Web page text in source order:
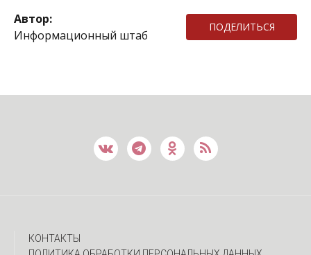
Автор:
Информационный штаб
ПОДЕЛИТЬСЯ
КОНТАКТЫ